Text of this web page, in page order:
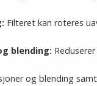
Filteret kan roteres
blending:
og blending